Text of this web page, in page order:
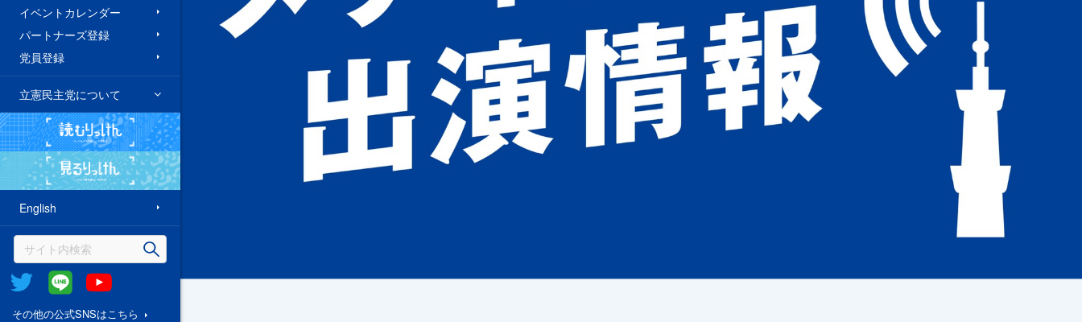
イベントカレンダー
パートナーズ登録
党員登録
立憲民主党について
English
Twitter @Line
その他の公式SNSはこちら